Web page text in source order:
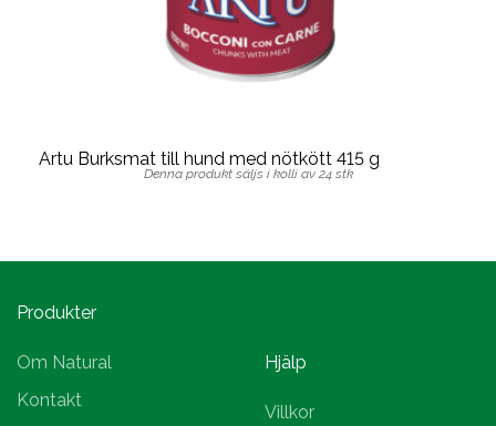
Artu Burksmat till hund med nötkött 415 g
Denna produkt säljs i kolli av 24 stk
Produkter
Om Natural
Kontakt
Hjälp
Villkor